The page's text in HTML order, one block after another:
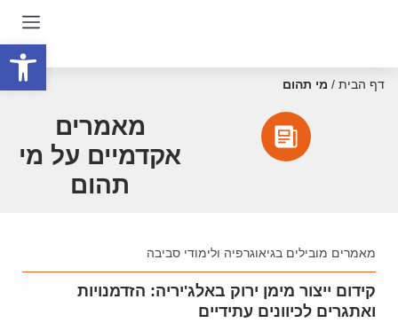
פתח
דף הבית / מי תהום
מאמרים
אקדמיים על מי
תהום
מאמרים מובילים בגיאוגרפיה ולימודי סביבה
קידום ייצור מימן ירוק באלג'יריה: הזדמנויות
ואתגרים לכיוונים עתידיים